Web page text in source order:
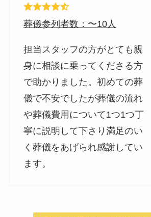
葬儀参列者数：〜10人
担当スタッフの方がとても親
身に相談に乗ってくださる方
で助かりました。初めての葬
儀で不安でしたが葬儀の流れ
や葬儀費用について1つ1つ丁
寧に説明して下さり満足のい
く葬儀をあげられ感謝してい
ます。